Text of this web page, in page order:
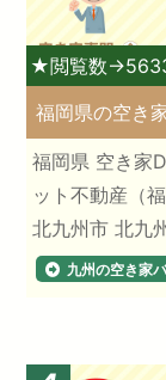
★閲覧数
福岡県の空き
福岡県 空き家
ット不動産（
北九州市 北九
九州の空き家